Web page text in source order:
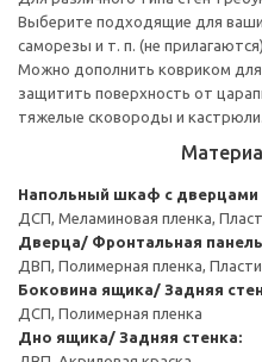
Выберите подходящие для
саморезы и т. п. (не прилагаются).
Можно дополнить ковриком
защитить поверхность от
тяжелые сковороды и кастрюли.
Напольный шкаф с
ДСП, Меламиновая пленка,
Дверца/ Фронтальная
ДВП, Полимерная пленка,
Боковина ящика/ Задняя
ДСП, Полимерная пленка
Дно ящика/ Задняя стенка: